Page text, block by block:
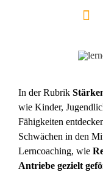
In der Rubrik
wie Kinder,
Fähigkeiten
Schwächen in den
Lerncoaching, wie
Antriebe gezielt